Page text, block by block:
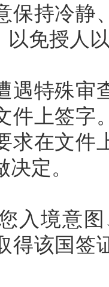
保持冷静
以免授人
特殊审查
件上签字
求在文件
定。
境意图
得该国签